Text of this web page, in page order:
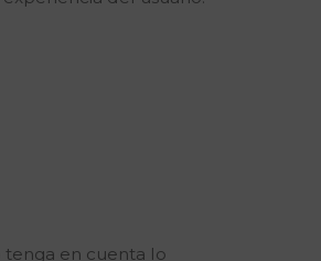
tenga en cuenta lo